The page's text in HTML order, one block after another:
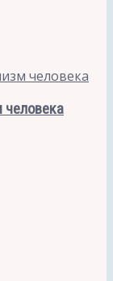
человека